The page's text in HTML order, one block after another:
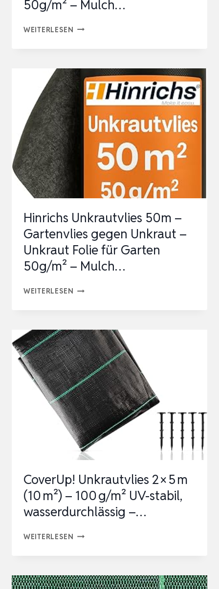
50g/m² – Mulch…
WEITERLESEN HINRICHS
GARTENVLIES
GEGEN
UNKRAUT
UNKRAUT
GARTEN
–
MULCH…
Hinrichs Unkrautvlies 50m –
Gartenvlies gegen Unkraut –
Unkraut Folie für Garten
50g/m² – Mulch…
WEITERLESEN HINRICHS
–
GARTENVLIES
GEGEN
UNKRAUT
–
UNKRAUT
FOLIE
FÜR
GARTEN
–
MULCH…
CoverUp! Unkrautvlies 2 × 5 m
(10 m²) – 100 g/m² UV-stabil,
wasserdurchlässig –…
WEITERLESEN COVERUP!
(10 M²)